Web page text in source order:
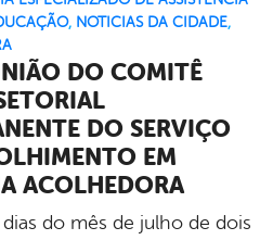
, NOTICIAS DA CIDADE,
DO COMITÊ
DO SERVIÇO
EM
ACOLHEDORA
do mês de julho de dois